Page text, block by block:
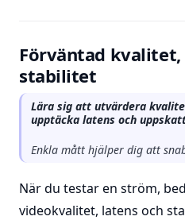
Förväntad kvalitet,
stabilitet
Lära sig att utvärdera
upptäcka latens och
Enkla mått hjälper dig att
När du testar en ström,
videokvalitet, latens och